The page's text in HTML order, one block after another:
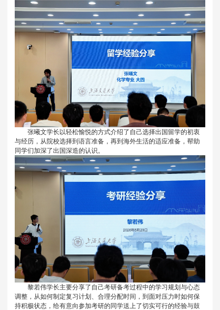
张曦文学长以轻松愉悦的方式介绍了自己选择出国留学的初衷
与经历，从院校选择到语言准备，再到海外生活的适应准备，帮助
同学们加深了出国深造的认识。
黎若伟学长主要分享了自己考研备考过程中的学习规划与心态
调整，从如何制定复习计划、合理分配时间，到面对压力时如何保
持积极状态，给有意向参加考研的同学送上了切实可行的经验与鼓